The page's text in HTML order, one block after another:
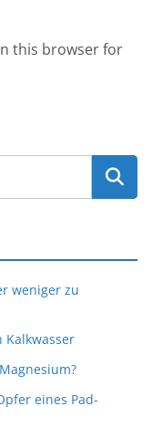
this browser for
weniger zu
Kalkwasser
eines Pad-